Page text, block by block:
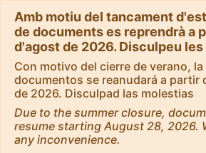
Amb motiu del tancament
de documents es reprendrà a
d'agost de 2026. Disculpeu
Con motivo del cierre de verano,
documentos se reanudará a partir
de 2026. Disculpad las molestias
Due to the summer closure,
resume starting August 28, 2026.
any inconvenience.